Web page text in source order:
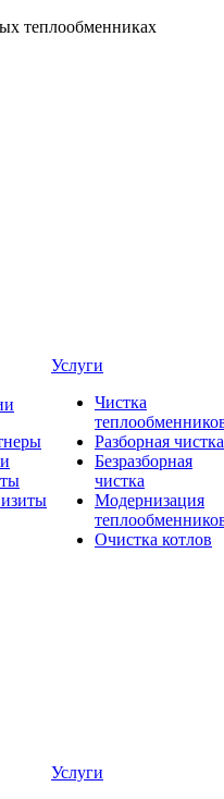
теплообменниках
Услуги
Чистка
Разборная чистка
Безразборная
чистка
Модернизация
Очистка котлов
Услуги